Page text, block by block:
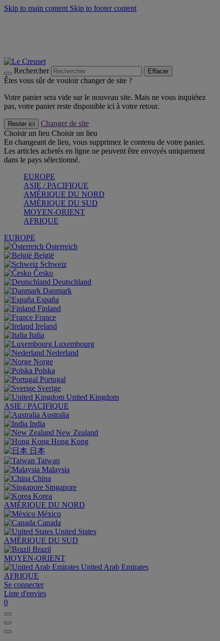
Skip to main content Skip to footer content
Rechercher Effacer
Êtes vous sûr de vouloir changer de site ?
Votre panier sera vide sur le nouveau site. Mais ne vous inquiétez
pas, votre panier reste disponible ici à votre retour.
Rester ici
Changer de site
Choisir un lieu Choisir un lieu
En changeant de lieu, vous supprimez le contenu de votre panier.
Les articles achetés en ligne ne peuvent être envoyés uniquement
dans le pays sélectionné.
EUROPE
ASIE / PACIFIQUE
AMÉRIQUE DU NORD
AMÉRIQUE DU SUD
MOYEN-ORIENT
AFRIQUE
EUROPE
Österreich
België
Schweiz
Česko
Deutschland
Danmark
España
Finland
France
Ireland
Italia
Luxembourg
Nederland
Norge
Polska
Portugal
Sverige
United Kingdom
ASIE / PACIFIQUE
Australia
India
New Zealand
Hong Kong
日本
Taiwan
Malaysia
China
Singapore
Korea
AMÉRIQUE DU NORD
México
Canada
United States
AMÉRIQUE DU SUD
Brazil
MOYEN-ORIENT
United Arab Emirates
AFRIQUE
Se connecter
Liste d'envies
0